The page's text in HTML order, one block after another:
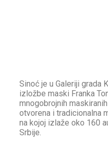
Sinoć je u Galeriji grada
izložbe maski Franka
mnogobrojnih
otvorena i tradicionalna
na kojoj izlaže oko 160
Srbije.